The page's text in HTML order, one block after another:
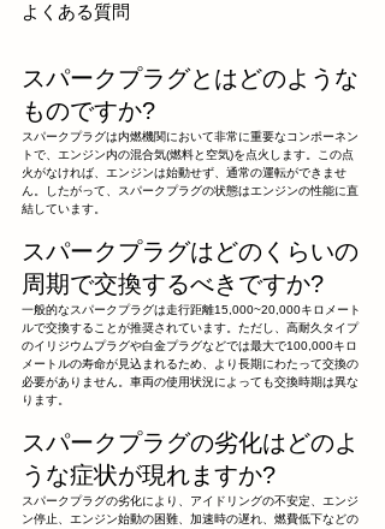
よくある質問
スパークプラグとはどのような
ものですか?
スパークプラグは内燃機関において非常に重要なコンポーネン
トで、エンジン内の混合気(燃料と空気)を点火します。この点
火がなければ、エンジンは始動せず、通常の運転ができませ
ん。したがって、スパークプラグの状態はエンジンの性能に直
結しています。
スパークプラグはどのくらいの
周期で交換するべきですか?
一般的なスパークプラグは走行距離15,000~20,000キロメート
ルで交換することが推奨されています。ただし、高耐久タイプ
のイリジウムプラグや白金プラグなどでは最大で100,000キロ
メートルの寿命が見込まれるため、より長期にわたって交換の
必要がありません。車両の使用状況によっても交換時期は異な
ります。
スパークプラグの劣化はどのよ
うな症状が現れますか?
スパークプラグの劣化により、アイドリングの不安定、エンジ
ン停止、エンジン始動の困難、加速時の遅れ、燃費低下などの